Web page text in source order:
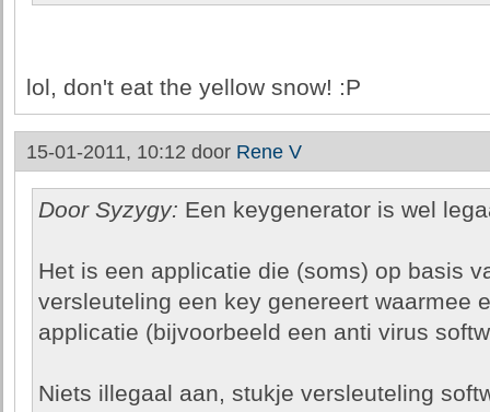
lol, don't eat the yellow snow! :P
15-01-2011, 10:12 door Rene V
Door Syzygy: Een keygenerator is wel
Het is een applicatie die (soms) op basis
versleuteling een key genereert waarmee
applicatie (bijvoorbeeld een anti virus
Niets illegaal aan, stukje versleuteling